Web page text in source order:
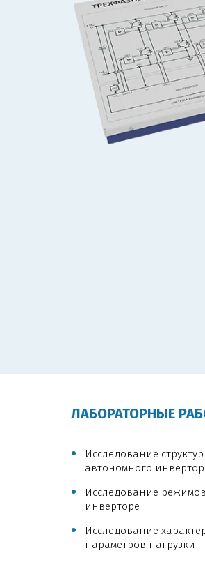
ЛАБОРАТОРНЫЕ
Исследование
автономного
Исследование
инверторе
Исследование
параметров нагрузки